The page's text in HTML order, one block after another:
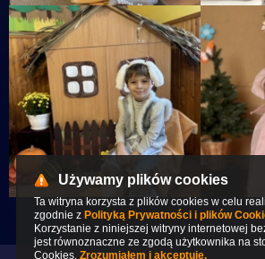
Używamy plików cookies
Ta witryna korzysta z plików cookies w celu
zgodnie z Polityką Prywatności i plików
Korzystanie z niniejszej witryny internetowej
jest równoznaczne ze zgodą użytkownika na
Cookies. Zrozumiałem i akceptuję.